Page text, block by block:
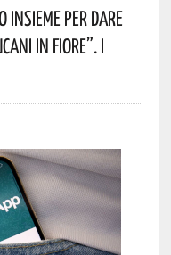
Insieme Per Dare
In Fiore”. I